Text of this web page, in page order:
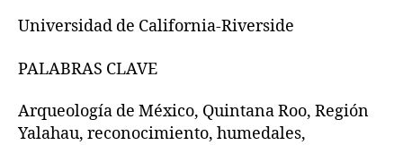
Universidad de California-Riverside
PALABRAS CLAVE
Arqueología de México, Quintana Roo, Región
Yalahau, reconocimiento, humedales,